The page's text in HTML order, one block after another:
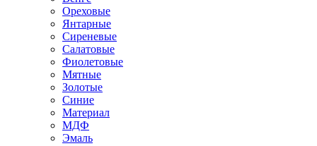
Ореховые
Янтарные
Сиреневые
Салатовые
Фиолетовые
Мятные
Золотые
Синие
Материал
МДФ
Эмаль